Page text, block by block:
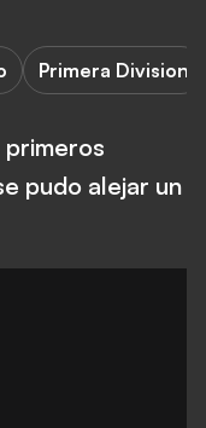
Primera Division
primeros
pudo alejar un